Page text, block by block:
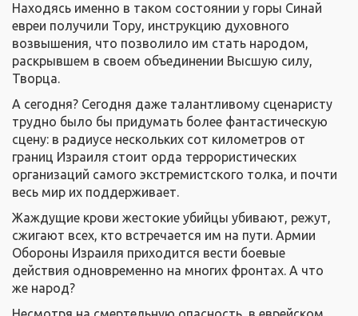
Находясь именно в таком состоянии у горы Синай
евреи получили Тору, инструкцию духовного
возвышения, что позволило им стать народом,
раскрывшем в своем объединении Высшую силу,
Творца.
А сегодня? Сегодня даже талантливому сценаристу
трудно было бы придумать более фантастическую
сцену: в радиусе нескольких сот километров от
границ Израиля стоит орда террористических
организаций самого экстремистского толка, и почти
весь мир их поддерживает.
Жаждущие крови жестокие убийцы убивают, режут,
сжигают всех, кто встречается им на пути. Армии
Обороны Израиля приходится вести боевые
действия одновременно на многих фронтах. А что
же народ?